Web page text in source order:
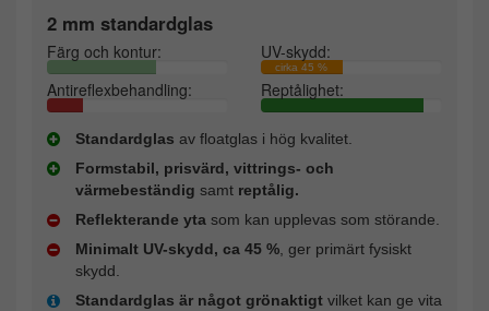
2 mm standardglas
Färg och kontur: UV-skydd:
cirka 45 %
Antireflexbehandling: Reptålighet:
Standardglas av floatglas i hög kvalitet.
Formstabil, prisvärd, vittrings- och
värmebeständig samt reptålig.
Reflekterande yta som kan upplevas som störande.
Minimalt UV-skydd, ca 45 %, ger primärt fysiskt
skydd.
Standardglas är något grönaktigt vilket kan ge vita